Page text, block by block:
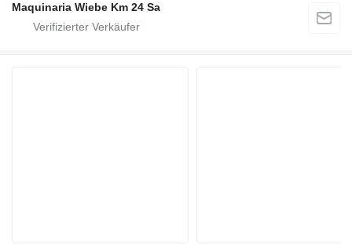
Maquinaria Wiebe Km 24 Sa